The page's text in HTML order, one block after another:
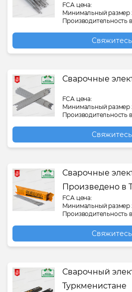
FCA цена:
Минимальный размер
Производительность
Свяжитесь
Сварочные
FCA цена:
Минимальный размер
Производительность
Свяжитесь
Сварочные
Произведено в
FCA цена:
Минимальный размер
Производительность
Свяжитесь
Сварочный
Туркменистане